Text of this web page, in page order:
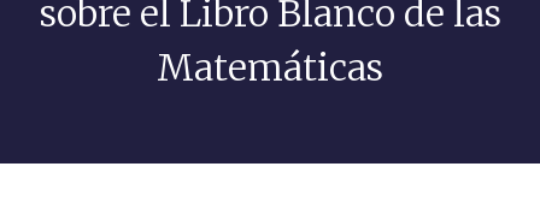
sobre el Libro Blanco de las
Matemáticas